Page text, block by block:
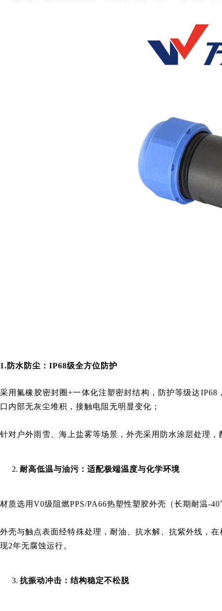
1.防水防尘：IP68级全方位防护
采用氟橡胶密封圈+一体化注塑密封结构，防护等级达
口内部无灰尘堆积，接触电阻无明显变化；
针对户外雨雪、海上盐雾等场景，外壳采用防水涂层处理
耐高低温与油污：适配极端温度与化学环境
材质选用V0级阻燃PPS/PA66热塑性塑胶外壳（长期耐温-
外壳与触点表面经特殊处理，耐油、抗水解、抗紫外线，
现2年无腐蚀运行。
抗振动冲击： 结构稳定不松脱